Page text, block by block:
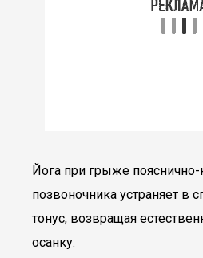
Йога при грыже пояснично-
позвоночника устраняет
тонус, возвращая
осанку.